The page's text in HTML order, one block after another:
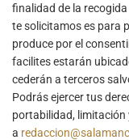
finalidad de la
te solicitamos es para
produce por el
facilites estarán
cederán a terceros
Podrás ejercer tus
portabilidad,
a